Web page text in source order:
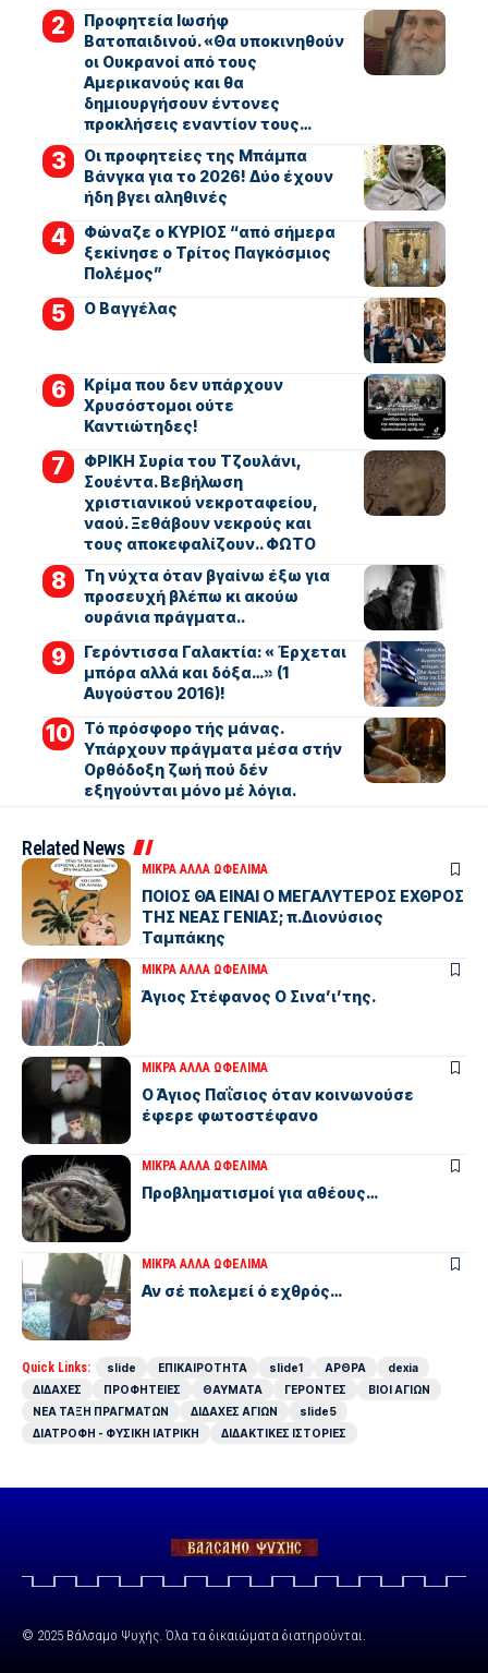
Προφητεία Ιωσήφ
Βατοπαιδινού. «Θα υποκινηθούν
οι Ουκρανοί από τους
Αμερικανούς και θα
δημιουργήσουν έντονες
προκλήσεις εναντίον τους…
Οι προφητείες της Μπάμπα
Βάνγκα για το 2026! Δύο έχουν
ήδη βγει αληθινές
Φώναζε ο ΚΥΡΙΟΣ “από σήμερα
ξεκίνησε ο Τρίτος Παγκόσμιος
Πολέμος”
Ο Βαγγέλας
Κρίμα που δεν υπάρχουν
Χρυσόστομοι ούτε
Καντιώτηδες!
ΦΡΙΚΗ Συρία του Τζουλάνι,
Σουέντα. Βεβήλωση
χριστιανικού νεκροταφείου,
ναού. Ξεθάβουν νεκρούς και
τους αποκεφαλίζουν.. ΦΩΤΟ
Τη νύχτα όταν βγαίνω έξω για
προσευχή βλέπω κι ακούω
ουράνια πράγματα..
Γερόντισσα Γαλακτία: « Έρχεται
μπόρα αλλά και δόξα…» (1
Αυγούστου 2016)!
Τό πρόσφορο τής μάνας.
Υπάρχουν πράγματα μέσα στήν
Ορθόδοξη ζωή πού δέν
εξηγούνται μόνο μέ λόγια.
Related News
ΜΙΚΡΑ ΑΛΛΑ ΩΦΕΛΙΜΑ
ΠΟΙΟΣ ΘΑ ΕΙΝΑΙ Ο ΜΕΓΑΛΥΤΕΡΟΣ ΕΧΘΡΟΣ
ΤΗΣ ΝΕΑΣ ΓΕΝΙΑΣ; π.Διονύσιος
Ταμπάκης
ΜΙΚΡΑ ΑΛΛΑ ΩΦΕΛΙΜΑ
Άγιος Στέφανος Ο Σινα’ι’της.
ΜΙΚΡΑ ΑΛΛΑ ΩΦΕΛΙΜΑ
Ο Άγιος Παΐσιος όταν κοινωνούσε
έφερε φωτοστέφανο
ΜΙΚΡΑ ΑΛΛΑ ΩΦΕΛΙΜΑ
Προβληματισμοί για αθέους…
ΜΙΚΡΑ ΑΛΛΑ ΩΦΕΛΙΜΑ
Αν σέ πολεμεί ό εχθρός…
Quick Links: slide ΕΠΙΚΑΙΡΟΤΗΤΑ slide1 ΑΡΘΡΑ
dexia
ΔΙΔΑΧΕΣ
ΠΡΟΦΗΤΕΙΕΣ ΘΑΥΜΑΤΑ ΓΕΡΟΝΤΕΣ
ΒΙΟΙ ΑΓΙΩΝ
ΝΕΑ ΤΑΞΗ ΠΡΑΓΜΑΤΩΝ
ΔΙΔΑΧΕΣ ΑΓΙΩΝ
slide5
ΔΙΑΤΡΟΦΗ - ΦΥΣΙΚΗ ΙΑΤΡΙΚΗ
ΔΙΔΑΚΤΙΚΕΣ ΙΣΤΟΡΙΕΣ
© 2025 Βάλσαμο Ψυχής. Όλα τα δικαιώματα διατηρούνται.